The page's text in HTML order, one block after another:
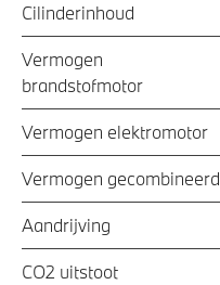
Cilinderinhoud
Vermogen
brandstofmotor
Vermogen elektromotor
Vermogen gecombineerd
Aandrijving
CO2 uitstoot